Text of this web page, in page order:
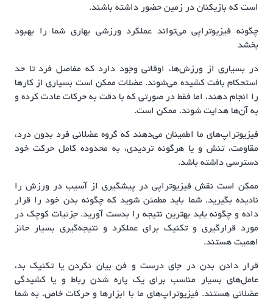
است که بازیکنان در زمین حضور داشته باشند.
چگونه فیزیوتراپی می‌تواند عملکرد ورزشی بهاری شما را بهبود
بخشد
در بسیاری از ورزش‌ها، اوقاتی وجود دارد که مفاصل فرد تا حد
استحکام بافت کشیده می‌شوند. عضلات ممکن است بسیاری از کارها
را انجام دهند، اما فقط در صورتی که با دقت به حرکات عادت کرده و
به آن‌ها هدایت شوند، ممکن است.
فیزیوتراپ‌های ما اطمینان می‌دهند که گروه عضلانی فرد بدون درد،
مقاومت، تنش و یا هرگونه تردیدی، به محدوده کامل حرکت خود
دسترسی داشته باشد.
ممکن است نقش فیزیوتراپی در پیشگیری از آسیب در ورزش را
نادیده بگیرید. شما باید مطمئن شوید که چگونه بدن خود را قرار
داده و چگونه باید بهترین نتیجه را بدست آورید. جزئیات کوچک در
مورد قرارگیری و تکنیک برای عملکرد و نتیجه‌گیری بسیار حائز
اهمیت هستند.
قرار دادن بدن در جای درست و فن بیان نکردن یا تکنیک بد،
عامل‌های بسیار مناسب برای یک پاره شدن رباط و یا کشیدگی
عضلانی هستند. فیزیوتراپ‌های ما با ابزارها و حرکات خاص، به شما